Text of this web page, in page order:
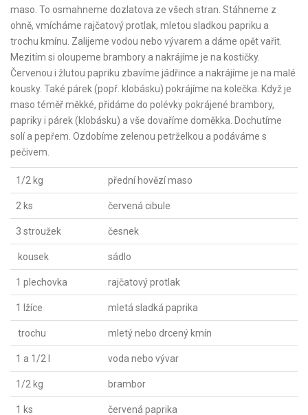
maso. To osmahneme dozlatova ze všech stran. Stáhneme z
ohně, vmícháme rajčatový protlak, mletou sladkou papriku a
trochu kmínu. Zalijeme vodou nebo vývarem a dáme opět vařit.
Mezitím si oloupeme brambory a nakrájíme je na kostičky.
Červenou i žlutou papriku zbavíme jádřince a nakrájíme je na malé
kousky. Také párek (popř. klobásku) pokrájíme na kolečka. Když je
maso téměř měkké, přidáme do polévky pokrájené brambory,
papriky i párek (klobásku) a vše dovaříme doměkka. Dochutíme
solí a pepřem. Ozdobíme zelenou petrželkou a podáváme s
pečivem.
1/2 kg přední hovězí maso
2 ks červená cibule
3 stroužek česnek
kousek sádlo
1 plechovka rajčatový protlak
1 lžíce mletá sladká paprika
trochu mletý nebo drcený kmín
1 a 1/2 l voda nebo vývar
1/2 kg brambor
1 ks červená paprika